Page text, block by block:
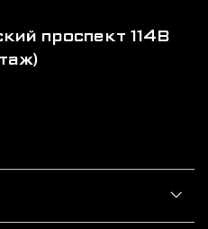
проспект 114В